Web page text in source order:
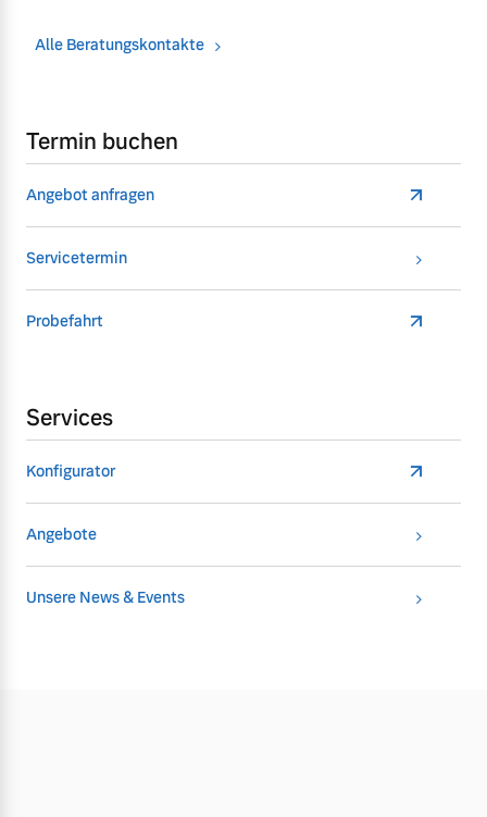
Alle Beratungskontakte
Termin buchen
Angebot anfragen
Servicetermin
Probefahrt
Services
Konfigurator
Angebote
Unsere News & Events